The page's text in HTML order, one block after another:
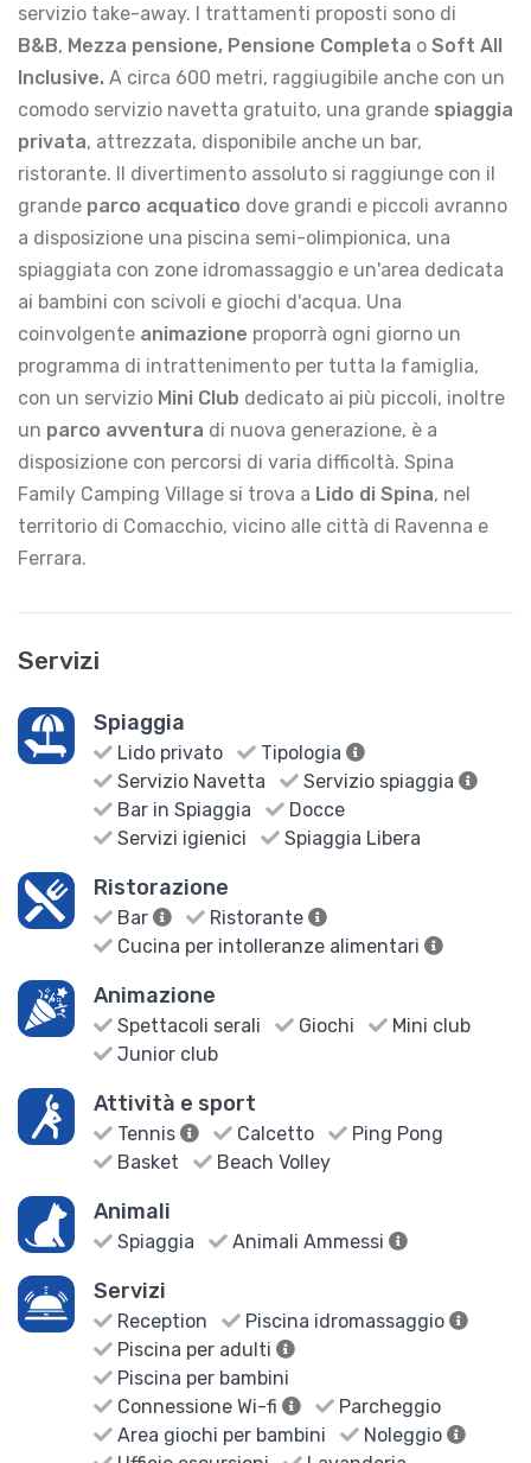
servizio take-away. I trattamenti proposti sono di
B&B, Mezza pensione, Pensione Completa o Soft All
Inclusive. A circa 600 metri, raggiugibile anche con un
comodo servizio navetta gratuito, una grande spiaggia
privata, attrezzata, disponibile anche un bar,
ristorante. Il divertimento assoluto si raggiunge con il
grande parco acquatico dove grandi e piccoli avranno
a disposizione una piscina semi-olimpionica, una
spiaggiata con zone idromassaggio e un'area dedicata
ai bambini con scivoli e giochi d'acqua. Una
coinvolgente animazione proporrà ogni giorno un
programma di intrattenimento per tutta la famiglia,
con un servizio Mini Club dedicato ai più piccoli, inoltre
un parco avventura di nuova generazione, è a
disposizione con percorsi di varia difficoltà. Spina
Family Camping Village si trova a Lido di Spina, nel
territorio di Comacchio, vicino alle città di Ravenna e
Ferrara.
Servizi
Spiaggia
Lido privato
Tipologia
Servizio Navetta
Servizio spiaggia
Bar in Spiaggia
Docce
Servizi igienici
Spiaggia Libera
Ristorazione
Bar
Ristorante
Cucina per intolleranze alimentari
Animazione
Spettacoli serali Giochi
Mini club
Junior club
Attività e sport
Tennis Calcetto
Ping Pong
Basket
Beach Volley
Animali
Spiaggia Animali Ammessi
Servizi
Reception
Piscina idromassaggio
Piscina per adulti
Piscina per bambini
Connessione Wi-fi
Parcheggio
Area giochi per bambini
Noleggio